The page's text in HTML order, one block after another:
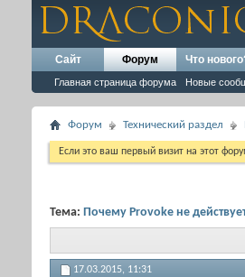
Сайт Форум
Главная страница форума Новые
Что
Форум Технический раздел
Если это ваш первый визит на этот
Тема: Почему Provoke не
17.03.2015, 11:31